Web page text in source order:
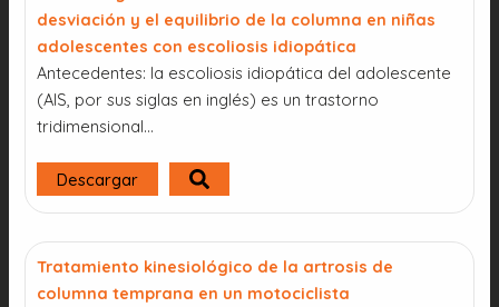
desviación y el equilibrio de la columna en niñas
adolescentes con escoliosis idiopática
Antecedentes: la escoliosis idiopática del adolescente
(AIS, por sus siglas en inglés) es un trastorno
tridimensional...
Descargar
Tratamiento kinesiológico de la artrosis de
columna temprana en un motociclista